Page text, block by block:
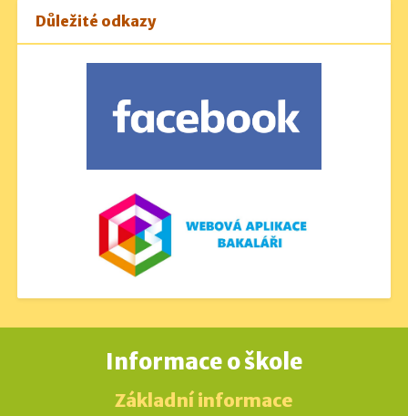
Důležité odkazy
Informace o škole
Základní informace